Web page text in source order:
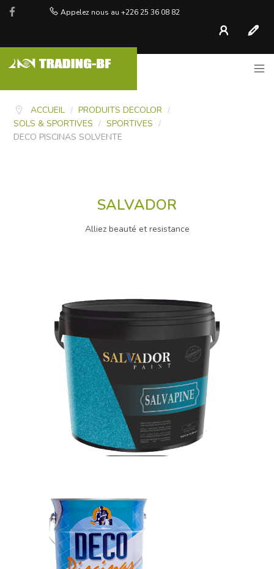
Appelez nous au +226 25 36 08 82
Compte
ACCUEIL / PRODUITS DECOLOR /
SOLS & SPORTIVES / SPORTIVES /
DECO PISCINAS SOLVENTE
SALVADOR
Alliez beauté et resistance